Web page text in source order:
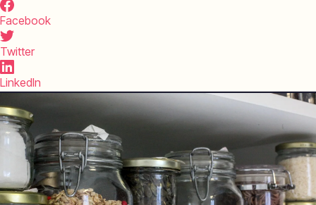
Facebook
Twitter
LinkedIn